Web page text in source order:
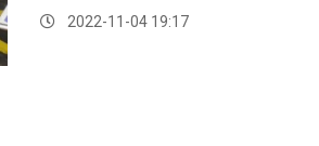
2022-11-04 19:17